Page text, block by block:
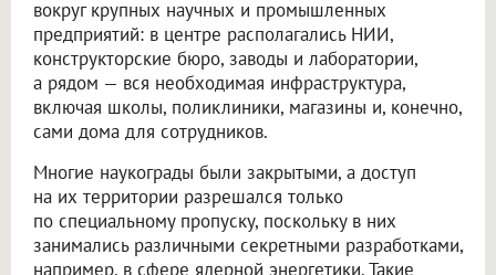
вокруг крупных научных и промышленных
предприятий: в центре располагались НИИ,
конструкторские бюро, заводы и лаборатории,
а рядом — вся необходимая инфраструктура,
включая школы, поликлиники, магазины и, конечно,
сами дома для сотрудников.
Многие наукограды были закрытыми, а доступ
на их территории разрешался только
по специальному пропуску, поскольку в них
занимались различными секретными разработками,
например, в сфере ядерной энергетики. Такие